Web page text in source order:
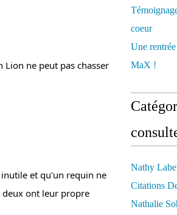
Lion ne peut pas chasser
inutile et qu'un requin ne
deux ont leur propre
coeur
Une
MaX !
Nathy
Citations
Nathalie